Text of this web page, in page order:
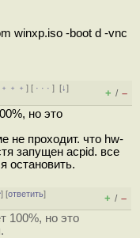
winxp.iso -boot d -vnc
﹢﹢﹢] [ · · ·][↓]
+ / –
но это
не проходит. что hw-
запущен acpid. все
остановить.
] [ответить]
+ / –
100%, но это